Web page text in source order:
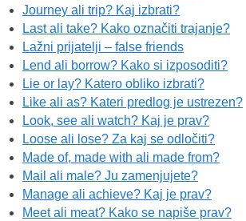
Journey ali trip? Kaj izbrati?
Last ali take? Kako označiti trajanje?
Lažni prijatelji – false friends
Lend ali borrow? Kako si izposoditi?
Lie or lay? Katero obliko izbrati?
Like ali as? Kateri predlog je ustrezen?
Look, see ali watch? Kaj je prav?
Loose ali lose? Za kaj se odločiti?
Made of, made with ali made from?
Mail ali male? Ju zamenjujete?
Manage ali achieve? Kaj je prav?
Meet ali meat? Kako se napiše prav?